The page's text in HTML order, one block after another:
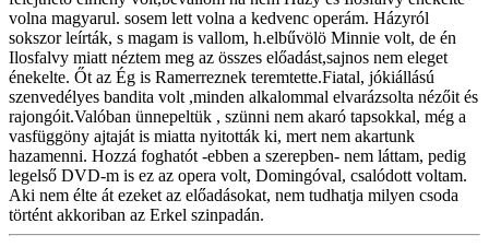
volna magyarul. sosem lett volna a kedvenc operám. Házyról
sokszor leírták, s magam is vallom, h.elbűvölö Minnie volt, de én
Ilosfalvy miatt néztem meg az összes előadást,sajnos nem eleget
énekelte. Őt az Ég is Ramerreznek teremtette.Fiatal, jókiállású
szenvedélyes bandita volt ,minden alkalommal elvarázsolta nézőit és
rajongóit.Valóban ünnepeltük , szünni nem akaró tapsokkal, még a
vasfüggöny ajtaját is miatta nyitották ki, mert nem akartunk
hazamenni. Hozzá foghatót -ebben a szerepben- nem láttam, pedig
legelső DVD-m is ez az opera volt, Domingóval, csalódott voltam.
Aki nem élte át ezeket az előadásokat, nem tudhatja milyen csoda
történt akkoriban az Erkel szinpadán.